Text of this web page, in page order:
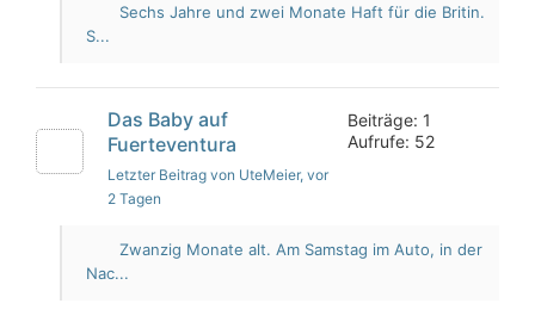
Sechs Jahre und zwei Monate Haft für die Britin.
S...
Das Baby auf
Fuerteventura
Letzter Beitrag von UteMeier, vor
2 Tagen
Beiträge: 1
Aufrufe: 52
Zwanzig Monate alt. Am Samstag im Auto, in der
Nac...